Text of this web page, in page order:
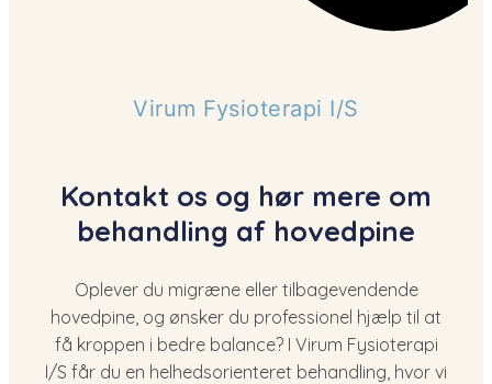
Virum Fysioterapi I/S
Kontakt os og hør mere om
behandling af hovedpine
Oplever du migræne eller tilbagevendende
hovedpine, og ønsker du professionel hjælp til at
få kroppen i bedre balance? I Virum Fysioterapi
I/S får du en helhedsorienteret behandling, hvor vi